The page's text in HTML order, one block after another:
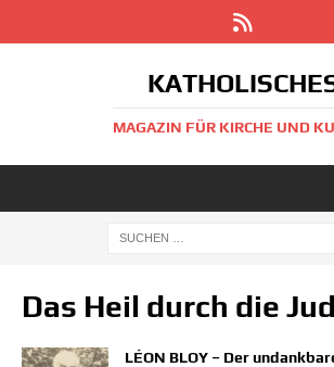
MAGAZIN FÜR KIRCHE UND
Das Heil durch die
LÉON BLOY – Der